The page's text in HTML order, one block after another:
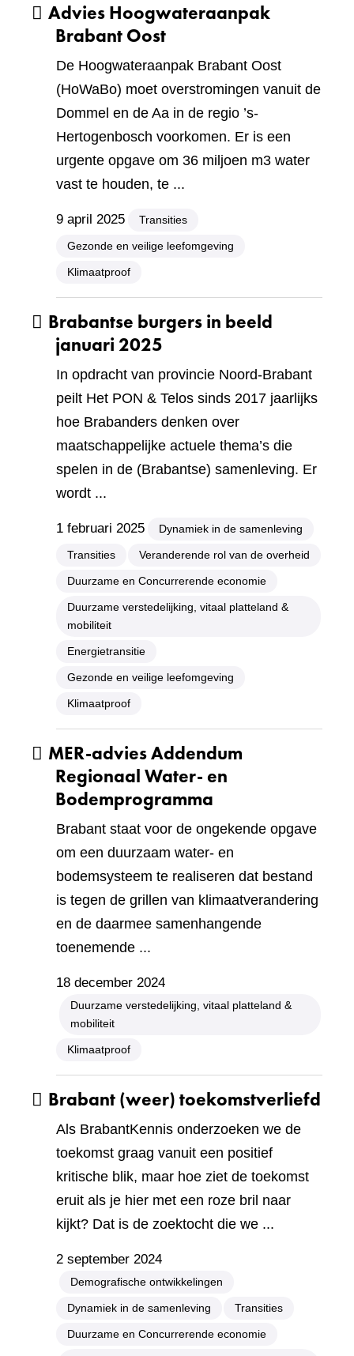
Advies Hoogwateraanpak
Brabant Oost
De Hoogwateraanpak Brabant Oost
(HoWaBo) moet overstromingen vanuit de
Dommel en de Aa in de regio ’s-
Hertogenbosch voorkomen. Er is een
urgente opgave om 36 miljoen m3 water
vast te houden, te ...
9 april 2025 Transities
Gezonde en veilige leefomgeving
Klimaatproof
Brabantse burgers in beeld
januari 2025
In opdracht van provincie Noord-Brabant
peilt Het PON & Telos sinds 2017 jaarlijks
hoe Brabanders denken over
maatschappelijke actuele thema’s die
spelen in de (Brabantse) samenleving. Er
wordt ...
1 februari 2025 Dynamiek in de samenleving
Transities Veranderende rol van de overheid
Duurzame en Concurrerende economie
Duurzame verstedelijking, vitaal platteland &
mobiliteit
Energietransitie
Gezonde en veilige leefomgeving
Klimaatproof
MER-advies Addendum
Regionaal Water- en
Bodemprogramma
Brabant staat voor de ongekende opgave
om een duurzaam water- en
bodemsysteem te realiseren dat bestand
is tegen de grillen van klimaatverandering
en de daarmee samenhangende
toenemende ...
18 december 2024
Duurzame verstedelijking, vitaal platteland &
mobiliteit
Klimaatproof
Brabant (weer) toekomstverliefd
Als BrabantKennis onderzoeken we de
toekomst graag vanuit een positief
kritische blik, maar hoe ziet de toekomst
eruit als je hier met een roze bril naar
kijkt? Dat is de zoektocht die we ...
2 september 2024
Demografische ontwikkelingen
Dynamiek in de samenleving Transities
Duurzame en Concurrerende economie